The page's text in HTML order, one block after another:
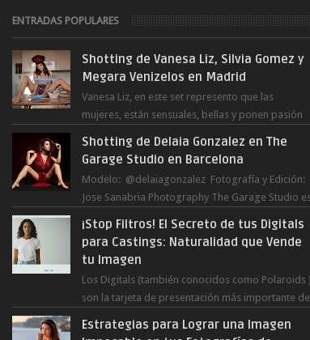
ENTRADAS POPULARES
Shotting de Vanesa Liz, Silvia Gomez y
Megara Venizelos en Madrid
Vanesa Liz, en este set represento que las
mujeres, están sensuales, bellas y ponen pasión
Shotting de Delaia Gonzalez en The
Garage Studio en Barcelona
Modelo: @delaiagonzalez Fotografía y Edición:
Jose Sanabria Photography The Garage Studio
¡Stop Filtros! El Secreto de tus Digitals
para Castings: Naturalidad que Vende
tu Imagen
Los Digitals (también conocidos como Polaroids )
son la tarjeta de presentación más importante de
Estrategias para Lograr una Imagen